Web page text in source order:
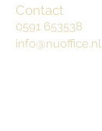
Contact
0591 653538
info@nuoffice.nl